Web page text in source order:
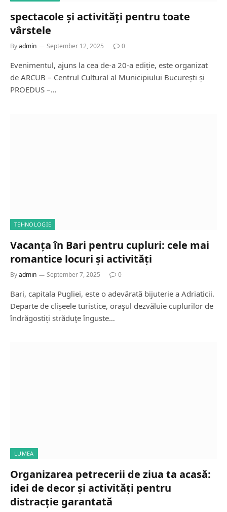
spectacole și activități pentru toate
vârstele
Byadmin September 12, 2025 0
Evenimentul, ajuns la cea de-a 20-a ediție, este organizat
de ARCUB – Centrul Cultural al Municipiului București și
PROEDUS –…
TEHNOLOGIE
Vacanța în Bari pentru cupluri: cele mai
romantice locuri și activități
Byadmin September 7, 2025 0
Bari, capitala Pugliei, este o adevărată bijuterie a Adriaticii.
Departe de clișeele turistice, oraşul dezvăluie cuplurilor de
îndrăgostiți străduţe înguste…
LUMEA
Organizarea petrecerii de ziua ta acasă:
idei de decor și activități pentru
distracție garantată